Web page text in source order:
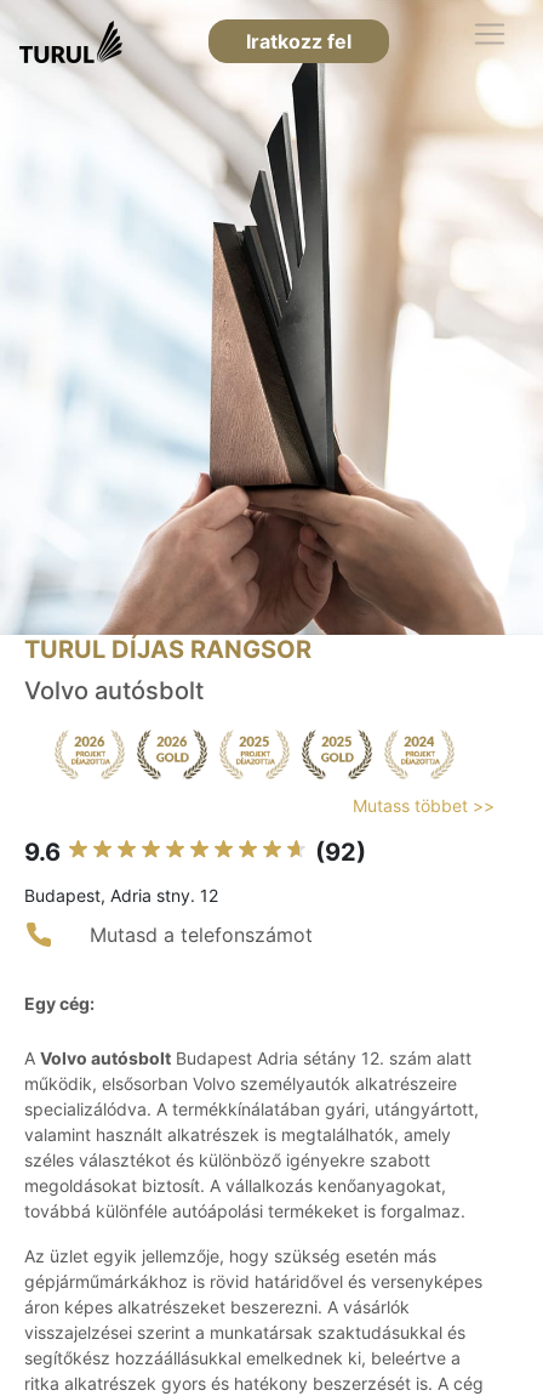
Iratkozz fel
TURUL DÍJAS RANGSOR
Volvo autósbolt
Mutass többet >>
9.6 (92)
Budapest, Adria stny. 12
Mutasd a telefonszámot
Egy cég:
A Volvo autósbolt Budapest Adria sétány 12. szám alatt
működik, elsősorban Volvo személyautók alkatrészeire
specializálódva. A termékkínálatában gyári, utángyártott,
valamint használt alkatrészek is megtalálhatók, amely
széles választékot és különböző igényekre szabott
megoldásokat biztosít. A vállalkozás kenőanyagokat,
továbbá különféle autóápolási termékeket is forgalmaz.
Az üzlet egyik jellemzője, hogy szükség esetén más
gépjárműmárkákhoz is rövid határidővel és versenyképes
áron képes alkatrészeket beszerezni. A vásárlók
visszajelzései szerint a munkatársak szaktudásukkal és
segítőkész hozzáállásukkal emelkednek ki, beleértve a
ritka alkatrészek gyors és hatékony beszerzését is. A cég